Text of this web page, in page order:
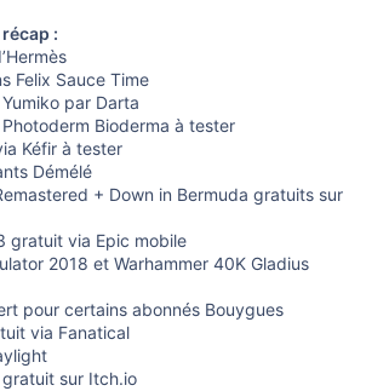
:
Felix Sauce Time
par Darta
Bioderma à tester
Kéfir à tester
Démélé
+ Down in Bermuda gratuits sur
gratuit via Epic mobile
2018 et Warhammer 40K Gladius
pour certains abonnés Bouygues
via Fanatical
sur Itch.io